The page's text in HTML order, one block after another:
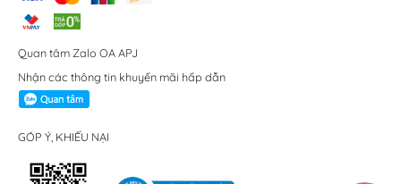
Quan tâm Zalo OA APJ
Nhận các thông tin khuyến mãi hấp dẫn
GÓP Ý, KHIẾU NẠI